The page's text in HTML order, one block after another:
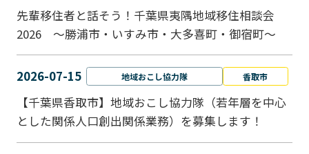
先輩移住者と話そう！千葉県夷隅地域移住相談会
2026 ～勝浦市・いすみ市・大多喜町・御宿町～
2026-07-15 地域おこし協力隊 香取市
【千葉県香取市】地域おこし協力隊（若年層を中心
とした関係人口創出関係業務）を募集します！